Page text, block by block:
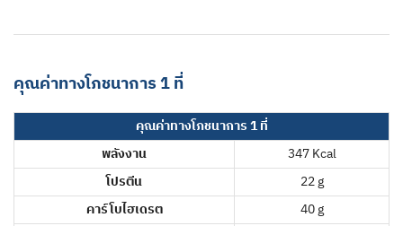
คุณค่าทางโภชนาการ 1 ที่
คุณค่าทางโภชนาการ 1 ที่
พลังงาน
347 Kcal
โปรตีน
22 g
คาร์โบไฮเดรต
40 g